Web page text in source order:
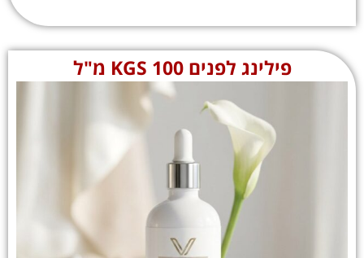
פילינג לפנים KGS 100 מ"ל